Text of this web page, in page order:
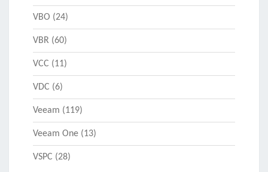
VBO (24)
VBR (60)
VCC (11)
VDC (6)
Veeam (119)
Veeam One (13)
VSPC (28)